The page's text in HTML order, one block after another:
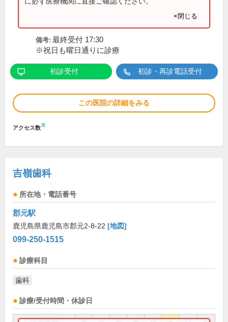
×閉じる
備考: 最終受付 17:30
※祝日も曜日通りに診療
初診受付 初診・再診電話受付
この医院の詳細をみる
アクセス数※
吉嶺歯科
所在地・電話番号
郡元駅
鹿児島県鹿児島市郡元2-8-22 [地図]
099-250-1515
診療科目
歯科
診療/受付時間・休診日